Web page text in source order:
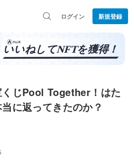
ログイン 新規登録
じPool Together！はた
に返ってきたのか？